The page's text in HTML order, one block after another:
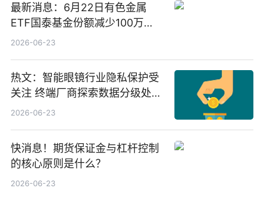
最新消息：6月22日有色金属
ETF国泰基金份额减少100万
份，重仓股紫金矿业、洛阳钼
2026-06-23
热文：智能眼镜行业隐私保护受
关注 终端厂商探索数据分级处理
等方案
2026-06-23
快消息！期货保证金与杠杆控制
的核心原则是什么？
2026-06-23